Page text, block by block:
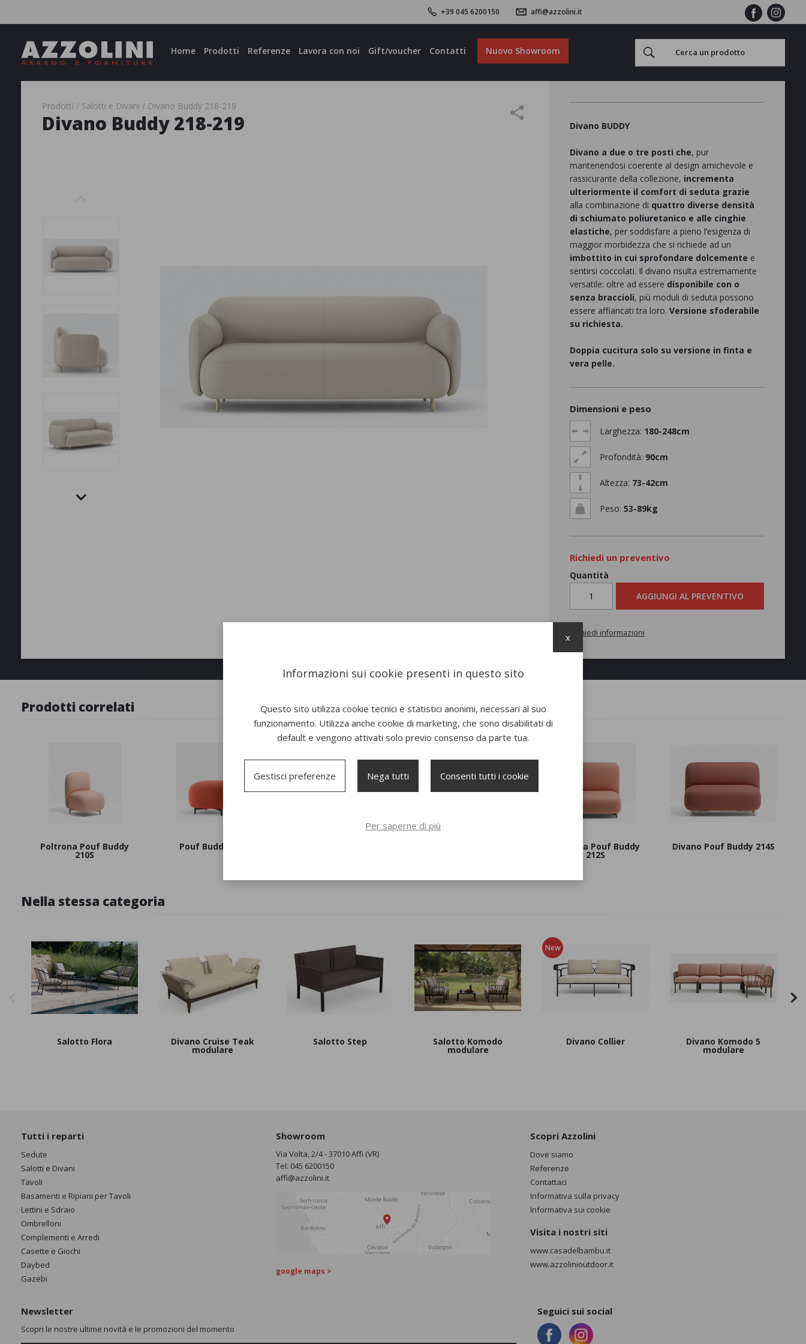
+39 045 6200150 affi@azzolini.it
Home Prodotti Referenze Lavora con noi Gift/voucher Contatti Nuovo Showroom
Prodotti Salotti e Divani Divano Buddy 218-219
Divano Buddy 218-219 Divano BUDDY
Divano a due o tre posti che, pur
mantenendosi coerente al design amichevole e
rassicurante della collezione, incrementa
ulteriormente il comfort di seduta grazie
alla combinazione di quattro diverse densità
di schiumato poliuretanico e alle cinghie
elastiche, per soddisfare a pieno l’esigenza di
maggior morbidezza che si richiede ad un
imbottito in cui sprofondare dolcemente e
sentirsi coccolati. Il divano risulta estremamente
versatile: oltre ad essere disponibile con o
senza braccioli, più moduli di seduta possono
essere affiancati tra loro. Versione sfoderabile
su richiesta.
Doppia cucitura solo su versione in finta e
vera pelle.
Dimensioni e peso
Larghezza: 180-248cm
Profondità: 90cm
Altezza: 73-42cm
Peso: 53-89kg
Richiedi un preventivo
Quantità
AGGIUNGI AL PREVENTIVO
Richiedi informazioni
Prodotti correlati
Poltrona Pouf Buddy
210S
Pouf Buddy 210 Poltrona Pouf Buddy
212S
Divano Pouf Buddy 214S
Nella stessa categoria
Salotto Flora Divano Cruise Teak
modulare
Salotto Step Salotto Komodo
modulare
New
Divano Collier Divano Komodo 5
modulare
Tutti i reparti
Sedute
Salotti e Divani
Tavoli
Basamenti e Ripiani per Tavoli
Lettini e Sdraio
Ombrelloni
Complementi e Arredi
Casette e Giochi
Daybed
Gazebi
Showroom
Via Volta, 2/4 - 37010 Affi (VR)
Tel: 045 6200150
affi@azzolini.it
google maps >
Scopri Azzolini
Dove siamo
Referenze
Contattaci
Informativa sulla privacy
Informativa sui cookie
Visita i nostri siti
www.casadelbambu.it
www.azzolinioutdoor.it
Newsletter
Scopri le nostre ultime novità e le promozioni del momento
Seguici sui social
Informazioni sui cookie presenti in questo sito
Questo sito utilizza cookie tecnici e statistici anonimi, necessari al suo
funzionamento. Utilizza anche cookie di marketing, che sono disabilitati di
default e vengono attivati solo previo consenso da parte tua.
Gestisci preferenze Nega tutti Consenti tutti i cookie
Per saperne di più
x